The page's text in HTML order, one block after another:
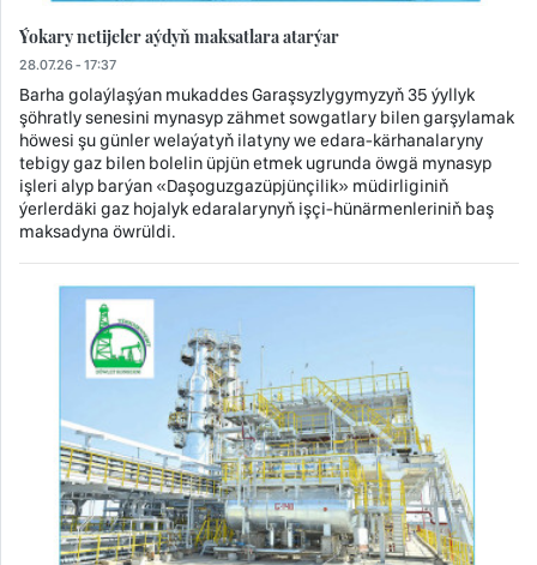
Ýokary netijeler aýdyň maksatlara atarýar
28.07.26 - 17:37
Barha golaýlaşýan mukaddes Garaşsyzlygymyzyň 35 ýyllyk
şöhratly senesini mynasyp zähmet sowgatlary bilen garşylamak
höwesi şu günler welaýatyň ilatyny we edara-kärhanalaryny
tebigy gaz bilen bolelin üpjün etmek ugrunda öwgä mynasyp
işleri alyp barýan «Daşoguzgazüpjünçilik» müdirliginiň
ýerlerdäki gaz hojalyk edaralarynyň işçi-hünärmenleriniň baş
maksadyna öwrüldi.